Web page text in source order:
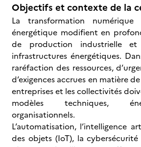
Objectifs et contexte de la
La transformation
énergétique modifient en
de production industrielle
infrastructures énergétiques.
raréfaction des ressources,
d’exigences accrues en matière
entreprises et les collectivités
modèles techniques,
organisationnels.
L’automatisation, l’intelligence
des objets (IoT), la